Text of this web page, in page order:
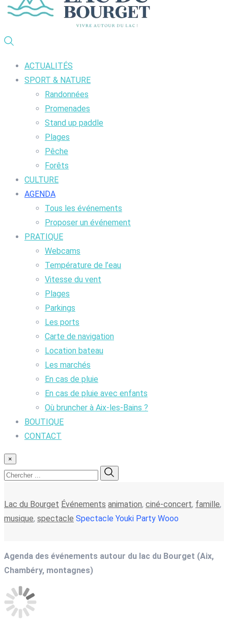
ACTUALITÉS
SPORT & NATURE
Randonnées
Promenades
Stand up paddle
Plages
Pêche
Forêts
CULTURE
AGENDA
Tous les événements
Proposer un événement
PRATIQUE
Webcams
Température de l’eau
Vitesse du vent
Plages
Parkings
Les ports
Carte de navigation
Location bateau
Les marchés
En cas de pluie
En cas de pluie avec enfants
Où bruncher à Aix-les-Bains ?
BOUTIQUE
CONTACT
×
Lac du Bourget Événements animation, ciné-concert, famille,
musique, spectacle Spectacle Youki Party Wooo
Agenda des événements autour du lac du Bourget (Aix,
Chambéry, montagnes)